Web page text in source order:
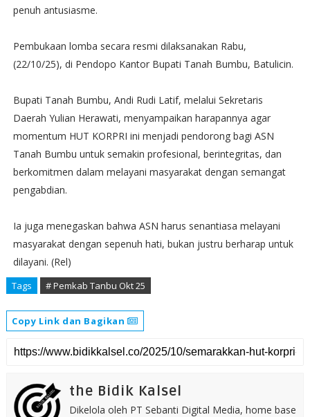
penuh antusiasme.
Pembukaan lomba secara resmi dilaksanakan Rabu,
(22/10/25), di Pendopo Kantor Bupati Tanah Bumbu, Batulicin.
Bupati Tanah Bumbu, Andi Rudi Latif, melalui Sekretaris
Daerah Yulian Herawati, menyampaikan harapannya agar
momentum HUT KORPRI ini menjadi pendorong bagi ASN
Tanah Bumbu untuk semakin profesional, berintegritas, dan
berkomitmen dalam melayani masyarakat dengan semangat
pengabdian.
Ia juga menegaskan bahwa ASN harus senantiasa melayani
masyarakat dengan sepenuh hati, bukan justru berharap untuk
dilayani. (Rel)
Tags # Pemkab Tanbu Okt 25
Copy Link dan Bagikan
the Bidik Kalsel
Dikelola oleh PT Sebanti Digital Media, home base